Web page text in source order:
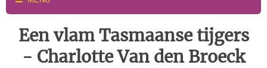
Een vlam Tasmaanse tijgers
- Charlotte Van den Broeck